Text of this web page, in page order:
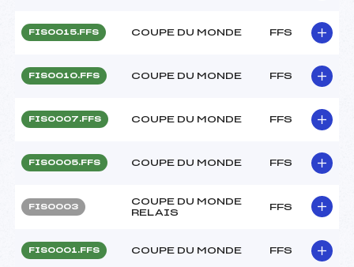
FIS0015.FFS COUPE DU MONDE FFS
FIS0010.FFS COUPE DU MONDE FFS
FIS0007.FFS COUPE DU MONDE FFS
FIS0005.FFS COUPE DU MONDE FFS
FIS0003
COUPE DU MONDE
RELAIS
FFS
FIS0001.FFS COUPE DU MONDE FFS